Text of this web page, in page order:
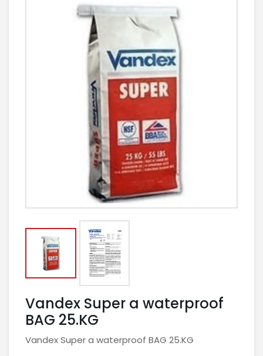
Vandex Super a waterproof
BAG 25.KG
Vandex Super a waterproof BAG 25.KG